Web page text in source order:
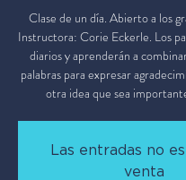
Clase de un día. Abierto a los
Instructora: Corie Eckerle. Los
diarios y aprenderán a
palabras para expresar
otra idea que sea
Las entradas no
venta